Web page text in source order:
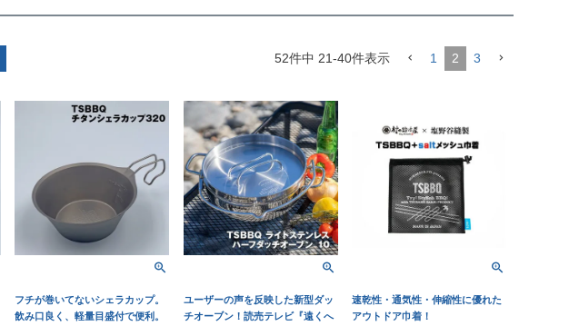
52件中 21-40件表示 1 2 3
フチが巻いてないシェラカップ。
飲み口良く、軽量目盛付で便利。
ユーザーの声を反映した新型ダッ
チオーブン！読売テレビ『遠くへ
速乾性・通気性・伸縮性に優れた
アウトドア巾着！